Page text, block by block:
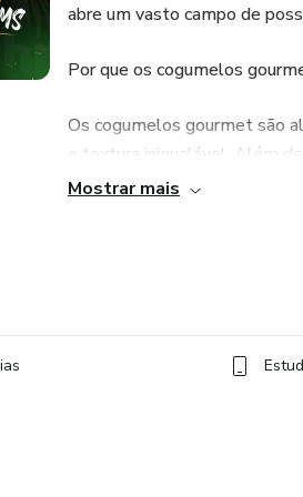
abre um vasto campo de
Por que os cogumelos
Os cogumelos gourmet são
e textura inigualável. Além
entusiastas da gastronomia,
Introdução ao Mundo dos
como Lions Mane, reishi,
Mostrar mais